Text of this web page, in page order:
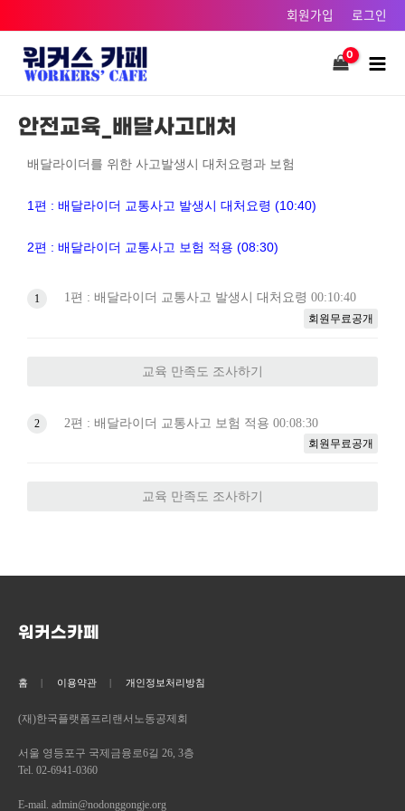
건너뛰기
회원가입 로그인
안전교육_배달사고대처
배달라이더를 위한 사고발생시 대처요령과 보험
1편 : 배달라이더 교통사고 발생시 대처요령 (10:40)
2편 : 배달라이더 교통사고 보험 적용 (08:30)
1 1편 : 배달라이더 교통사고 발생시 대처요령 00:10:40
회원무료공개
교육 만족도 조사하기
2 2편 : 배달라이더 교통사고 보험 적용 00:08:30
회원무료공개
교육 만족도 조사하기
워커스카페
홈 이용약관 개인정보처리방침
(재)한국플랫폼프리랜서노동공제회
서울 영등포구 국제금융로6길 26, 3층
Tel. 02-6941-0360
E-mail. admin@nodonggongje.org